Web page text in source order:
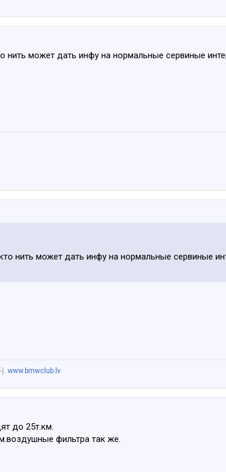
нить может дать инфу на нормальные сервиные
нить может дать инфу на нормальные сервиные
www.bmwclub.lv
до 25т.км.
фильтра так же.